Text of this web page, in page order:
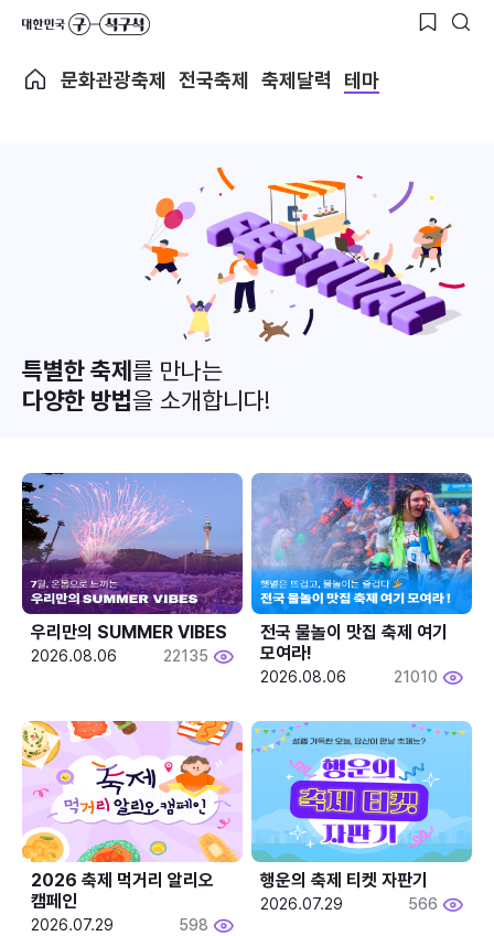
문화관광축제 전국축제 축제달력 테마
특별한 축제를 만나는
다양한 방법을 소개합니다!
우리만의 SUMMER VIBES
2026.08.06 22135
전국 물놀이 맛집 축제 여기
모여라!
2026.08.06 21010
2026 축제 먹거리 알리오
캠페인
2026.07.29 598
행운의 축제 티켓 자판기
2026.07.29 566